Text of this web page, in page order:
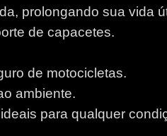
prolongando sua vida
de capacetes.
de motocicletas.
ambiente.
para qualquer